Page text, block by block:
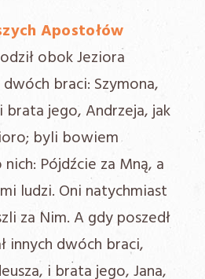
Apostołów
obok Jeziora
braci: Szymona,
jego, Andrzeja, jak
byli bowiem
Pójdźcie za Mną, a
ludzi. Oni natychmiast
za Nim. A gdy poszedł
innych dwóch braci,
i brata jego, Jana,